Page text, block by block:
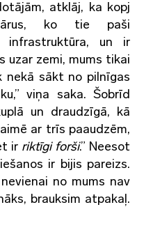
atklāj, ka kopj
ko tie paši
infrastruktūra, un ir
uzar zemi, mums tikai
nekā sākt no pilnīgas
viņa saka. Šobrīd
un draudzīgā, kā
ar trīs paaudzēm,
ir riktīgi forši.” Neesot
ir bijis pareizs.
no mums nav
brauksim atpakaļ.